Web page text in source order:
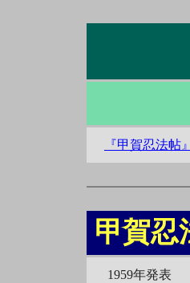
『甲賀忍法帖』
甲賀忍
1959年発表